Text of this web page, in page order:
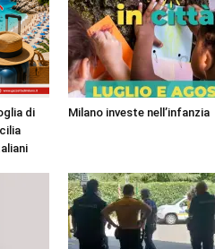
di
Milano investe nell’infanzia